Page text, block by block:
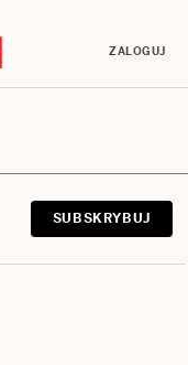
ZALOGUJ
SUBSKRYBUJ